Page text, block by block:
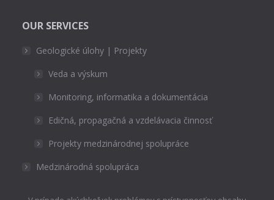
OUR SERVICES
Geologické úlohy | Projekty
Veda a výskum
Monitoring, informatika a dokumentácia
Edičná, propagačná a vzdelávacia činnosť
Projekty medzinárodnej spolupráce
Medzinárodná spolupráca